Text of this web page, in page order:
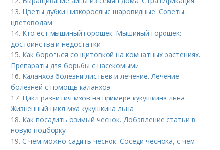
13. Цветы дубки низкорослые шаровидные. Советы
цветоводам
14. Кто ест мышиный горошек. Мышиный горошек:
достоинства и недостатки
15. Как бороться со щитовкой на комнатных растениях.
Препараты для борьбы с насекомыми
16. Каланхоэ болезни листьев и лечение. Лечение
болезней с помощь каланхоэ
17. Цикл развития мхов на примере кукушкина льна.
Жизненный цикл мха кукушкина льна
18. Как посадить озимый чеснок. Добавление статьи в
новую подборку
19.С чем можно садить чеснок. Соседи чеснока, с чем